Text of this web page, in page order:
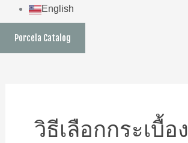
English
Porcela Catalog
วิธีเลือกกระเบื้อง